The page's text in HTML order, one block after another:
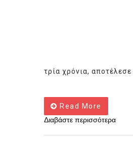
τρία χρόνια,
Read More
Διαβάστε περισσότερα